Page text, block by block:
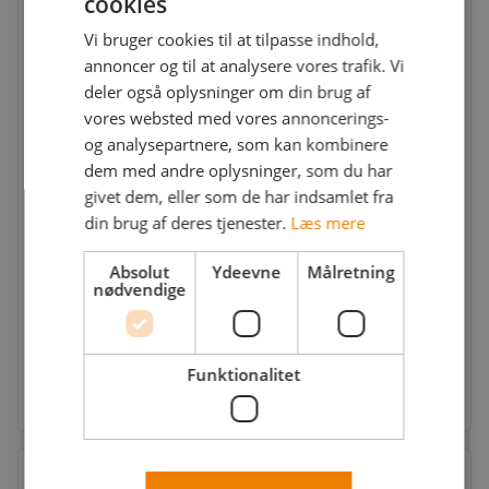
kontaktoplysninger på arbejdsgiveren
Opret gratis profil
Log ind
Søg jobbet
Ansøgningsfrist: Snarest
Vi bruger cookies til at tilpasse indhold,
annoncer og til at analysere vores trafik. Vi
deler også oplysninger om din brug af
vores websted med vores annoncerings-
og analysepartnere, som kan kombinere
dem med andre oplysninger, som du har
givet dem, eller som de har indsamlet fra
din brug af deres tjenester. Læs mere
Absolut
nødvendige
Ydeevne Målretning
Funktionalitet